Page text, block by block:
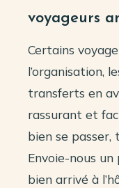
voyageurs
Certains
l’organisation,
transferts en
rassurant et
bien se
Envoie-nous
bien arrivé à